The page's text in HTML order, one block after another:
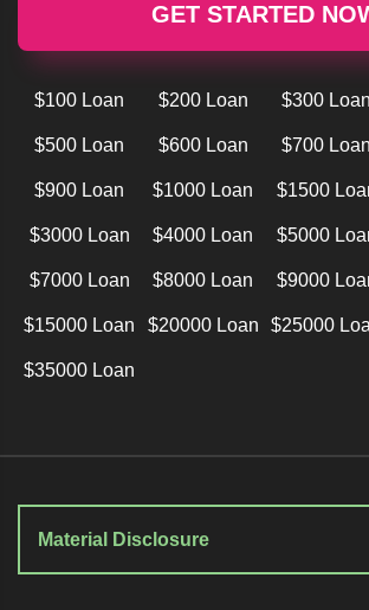
GET STARTED
$100 Loan $200 Loan $300 Loan
$500 Loan $600 Loan $700 Loan
$900 Loan $1000 Loan $1500
$3000 Loan $4000 Loan $5000
$7000 Loan $8000 Loan $9000
$15000 Loan $20000 Loan $25000
$35000 Loan
Material Disclosure